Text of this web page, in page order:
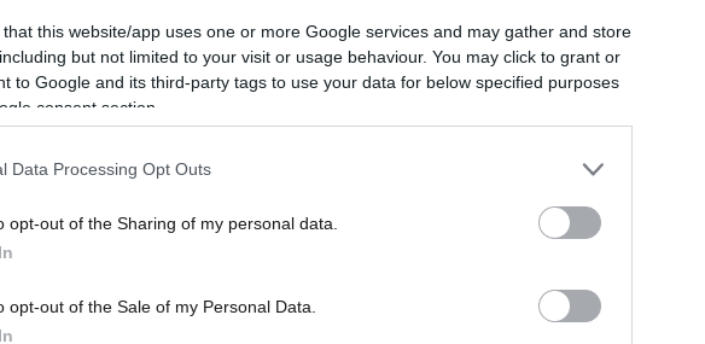
that this website/app uses one or more Google services and may gather and store
but not limited to your visit or usage behaviour. You may click to grant or
to Google and its third-party tags to use your data for below specified purposes
consent section.
Data Processing Opt Outs
opt-out of the Sharing of my personal data.
opt-out of the Sale of my Personal Data.
03·04·2026 19:38
Οι πρώτες εντυπωσιακές
φωτογραφίες της NASA από τη
03·03·2026 19:40
Απόψε το
Γιατί το λέμε έτσι